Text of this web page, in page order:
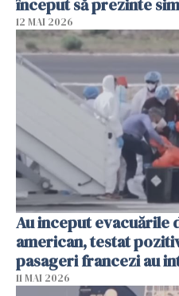
început să prezinte
12 MAI 2026
Au inceput evacuările
american, testat
pasageri francezi au
11 MAI 2026